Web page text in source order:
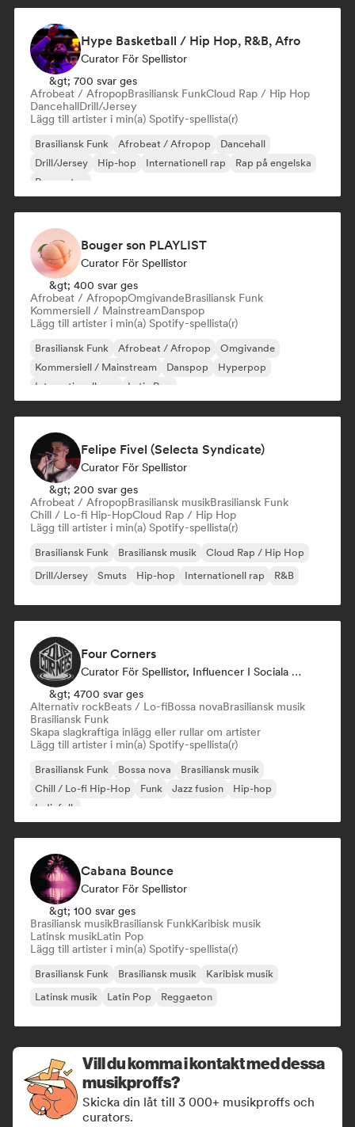
Hype Basketball / Hip Hop, R&B, Afro
Curator För Spellistor
&gt; 700 svar ges
Afrobeat / AfropopBrasiliansk FunkCloud Rap / Hip Hop
DancehallDrill/Jersey
Lägg till artister i min(a) Spotify-spellista(r)
Brasiliansk Funk Afrobeat / Afropop
Dancehall
Drill/Jersey
Hip-hop Internationell rap
Rap på engelska
Reggaeton
Bouger son PLAYLIST
Curator För Spellistor
&gt; 400 svar ges
Afrobeat / AfropopOmgivandeBrasiliansk Funk
Kommersiell / MainstreamDanspop
Lägg till artister i min(a) Spotify-spellista(r)
Brasiliansk Funk Afrobeat / Afropop
Omgivande
Kommersiell / Mainstream
Danspop
Hyperpop
Internationell pop
Latin Pop
Felipe Fivel (Selecta Syndicate)
Curator För Spellistor
&gt; 200 svar ges
Afrobeat / AfropopBrasiliansk musikBrasiliansk Funk
Chill / Lo-fi Hip-HopCloud Rap / Hip Hop
Lägg till artister i min(a) Spotify-spellista(r)
Brasiliansk Funk Brasiliansk musik
Cloud Rap / Hip Hop
Drill/Jersey
Smuts Hip-hop Internationell rap R&B
Four Corners
Curator För Spellistor, Influencer I Sociala Medier
&gt; 4700 svar ges
Alternativ rockBeats / Lo-fiBossa novaBrasiliansk musik
Brasiliansk Funk
Skapa slagkraftiga inlägg eller rullar om artister
Lägg till artister i min(a) Spotify-spellista(r)
Brasiliansk Funk Bossa nova
Brasiliansk musik
Chill / Lo-fi Hip-Hop
Funk Jazz fusion
Hip-hop
Indiefolk
Cabana Bounce
Curator För Spellistor
&gt; 100 svar ges
Brasiliansk musikBrasiliansk FunkKaribisk musik
Latinsk musikLatin Pop
Lägg till artister i min(a) Spotify-spellista(r)
Brasiliansk Funk Brasiliansk musik
Karibisk musik
Latinsk musik
Latin Pop Reggaeton
Vill du komma i kontakt med dessa
musikproffs?
Skicka din låt till 3 000+ musikproffs och
curators.